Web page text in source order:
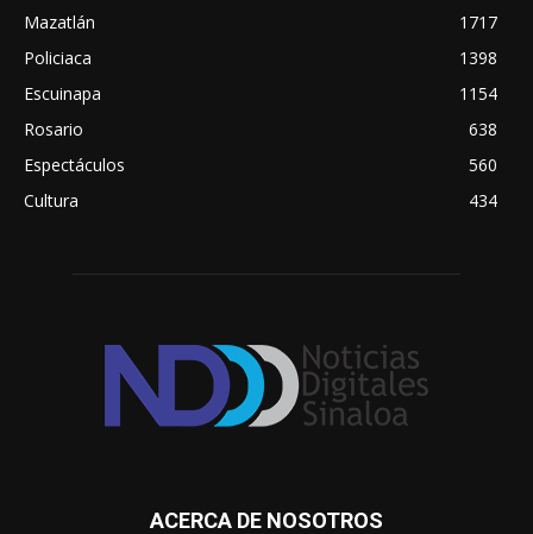
Mazatlán
1717
Policiaca
1398
Escuinapa
1154
Rosario
638
Espectáculos
560
Cultura
434
ACERCA DE NOSOTROS